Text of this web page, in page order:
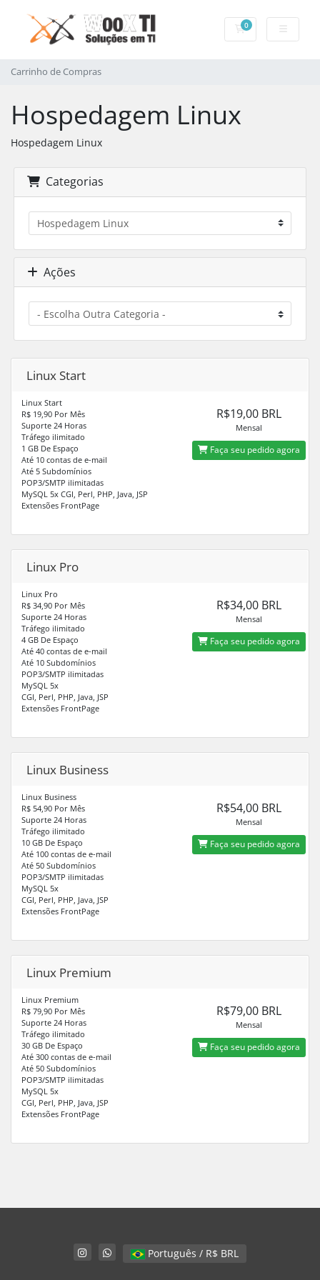
0Carrinho de
Carrinho de Compras
Hospedagem Linux
Hospedagem Linux
Categorias
Ações
Linux Start
Linux Start
R$ 19,90 Por Mês
Suporte 24 Horas
Tráfego ilimitado
1 GB De Espaço
Até 10 contas de e-mail
Até 5 Subdomínios
POP3/SMTP ilimitadas
MySQL 5x CGI, Perl, PHP, Java, JSP
Extensões FrontPage
R$19,00 BRL
Mensal
Faça seu pedido agora
Linux Pro
Linux Pro
R$ 34,90 Por Mês
Suporte 24 Horas
Tráfego ilimitado
4 GB De Espaço
Até 40 contas de e-mail
Até 10 Subdomínios
POP3/SMTP ilimitadas
MySQL 5x
CGI, Perl, PHP, Java, JSP
Extensões FrontPage
R$34,00 BRL
Mensal
Faça seu pedido agora
Linux Business
Linux Business
R$ 54,90 Por Mês
Suporte 24 Horas
Tráfego ilimitado
10 GB De Espaço
Até 100 contas de e-mail
Até 50 Subdomínios
POP3/SMTP ilimitadas
MySQL 5x
CGI, Perl, PHP, Java, JSP
Extensões FrontPage
R$54,00 BRL
Mensal
Faça seu pedido agora
Linux Premium
Linux Premium
R$ 79,90 Por Mês
Suporte 24 Horas
Tráfego ilimitado
30 GB De Espaço
Até 300 contas de e-mail
Até 50 Subdomínios
POP3/SMTP ilimitadas
MySQL 5x
CGI, Perl, PHP, Java, JSP
Extensões FrontPage
R$79,00 BRL
Mensal
Faça seu pedido agora
Português / R$ BRL